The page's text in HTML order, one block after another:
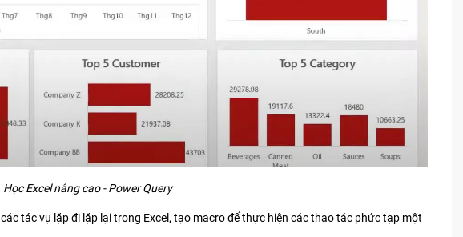
Học Excel nâng cao - Power Query
tác vụ lặp đi lặp lại trong Excel, tạo macro để thực hiện các thao tác phức tạp một